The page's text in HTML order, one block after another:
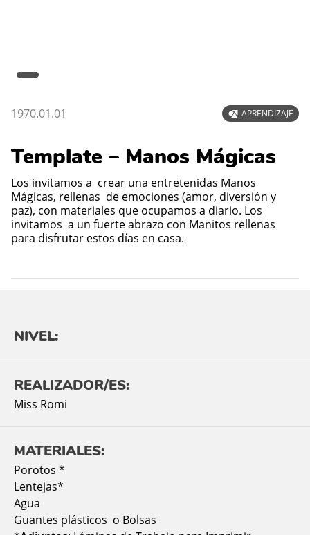
1970.01.01 APRENDIZAJE
Template – Manos Mágicas
Los invitamos a crear una entretenidas Manos
Mágicas, rellenas de emociones (amor, diversión y
paz), con materiales que ocupamos a diario. Los
invitamos a un fuerte abrazo con Manitos rellenas
para disfrutar estos días en casa.
NIVEL:
REALIZADOR/ES:
Miss Romi
MATERIALES:
Porotos *
Lentejas*
Agua
Guantes plásticos o Bolsas